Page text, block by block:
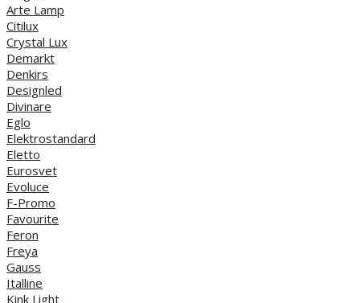
Arte Lamp
Citilux
Crystal Lux
Demarkt
Denkirs
Designled
Divinare
Eglo
Elektrostandard
Eletto
Eurosvet
Evoluce
F-Promo
Favourite
Feron
Freya
Gauss
Italline
Kink Light